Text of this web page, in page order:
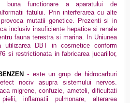
buna functionare a aparatului de
fatului. Prin interferarea cu alte
mutatii genetice. Prezenti si in
inclusiv insuficiente hepatice si renale
fauna terestra si marina. In Uniunea
utilizarea DBT in cosmetice conform
si restrictionata in fabricarea jucariilor,
- este un grup de hidrocarburi
nociv asupra sistemului nervos.
migrene, confuzie, ameteli, dificultati
inflamatii pulmonare, alterarea